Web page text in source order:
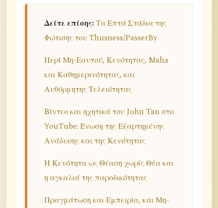
Δείτε επίσης:Τα Επτά Στάδια της
Φώτισης του Thusness/PasserBy
Περί Μη-Εαυτού, Κενότητας, Maha
και Καθημερινότητας, και
Αυθόρμητης Τελειότητας
Βίντεο και ηχητικά του John Tan στο
YouTube: Ένωση της Εξαρτημένης
Ανάδυσης και της Κενότητας
Η Κενότητα ως Θέαση χωρίς Θέα και
η αγκαλιά της παροδικότητας
Πραγμάτωση και Εμπειρία, και Μη-